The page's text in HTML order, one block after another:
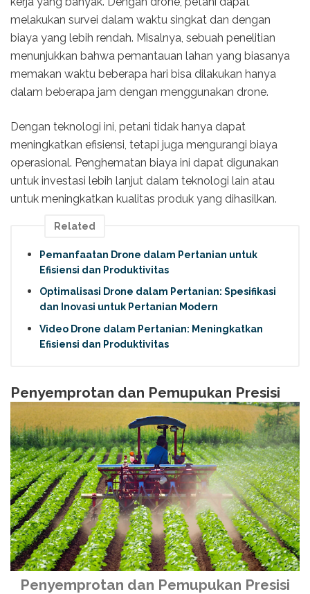
melakukan survei dalam waktu singkat dan dengan
biaya yang lebih rendah. Misalnya, sebuah penelitian
menunjukkan bahwa pemantauan lahan yang biasanya
memakan waktu beberapa hari bisa dilakukan hanya
dalam beberapa jam dengan menggunakan drone.
Dengan teknologi ini, petani tidak hanya dapat
meningkatkan efisiensi, tetapi juga mengurangi biaya
operasional. Penghematan biaya ini dapat digunakan
untuk investasi lebih lanjut dalam teknologi lain atau
untuk meningkatkan kualitas produk yang dihasilkan.
Related
Pemanfaatan Drone dalam Pertanian untuk
Efisiensi dan Produktivitas
Optimalisasi Drone dalam Pertanian: Spesifikasi
dan Inovasi untuk Pertanian Modern
Video Drone dalam Pertanian: Meningkatkan
Efisiensi dan Produktivitas
Penyemprotan dan Pemupukan Presisi
Penyemprotan dan Pemupukan Presisi